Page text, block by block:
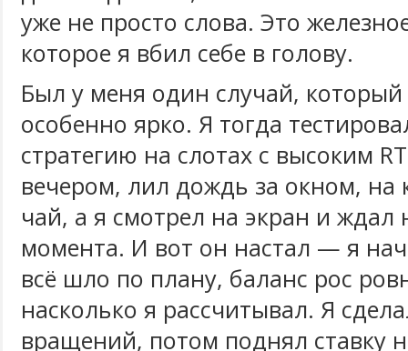
уже не просто слова. Это
которое я вбил себе в голову.
Был у меня один случай,
особенно ярко. Я тогда
стратегию на слотах с высоким
вечером, лил дождь за окном, на
чай, а я смотрел на экран и ждал
момента. И вот он настал — я
всё шло по плану, баланс рос
насколько я рассчитывал. Я
вращений, потом поднял ставку